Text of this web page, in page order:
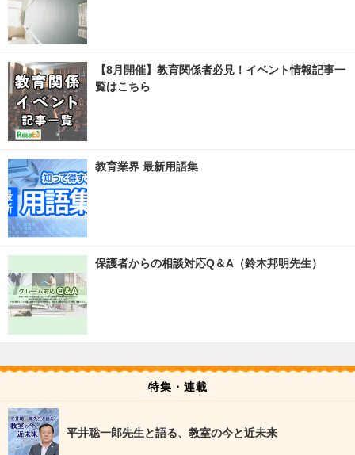
【8月開催】教育関係者必見！イベント情報記事一
覧はこちら
教育業界 最新用語集
保護者からの相談対応Q＆A（鈴木邦明先生）
特集・連載
平井聡一郎先生と語る、教室の今と近未来